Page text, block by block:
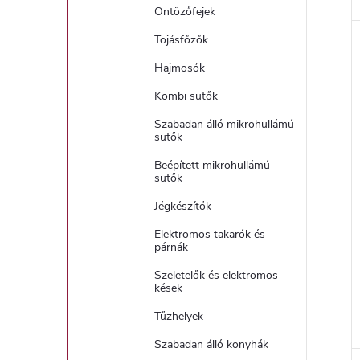
Öntözőfejek
Tojásfőzők
Hajmosók
Kombi sütők
Szabadan álló mikrohullámú
sütők
Beépített mikrohullámú
sütők
Jégkészítők
Elektromos takarók és
párnák
Szeletelők és elektromos
kések
Tűzhelyek
Szabadan álló konyhák